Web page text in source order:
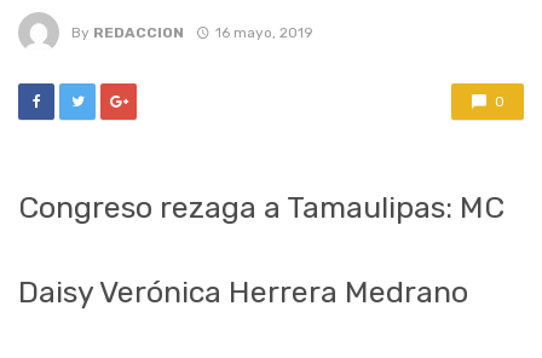
By REDACCION 16 mayo, 2019
0
Congreso rezaga a Tamaulipas: MC
Daisy Verónica Herrera Medrano